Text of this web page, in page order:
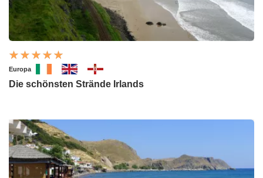
Europa
Die schönsten Strände Irlands